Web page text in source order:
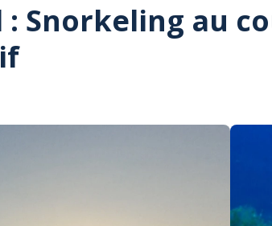
: Snorkeling au